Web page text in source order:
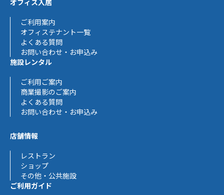
オフィス入居
ご利用案内
オフィステナント一覧
よくある質問
お問い合わせ・お申込み
施設レンタル
ご利用ご案内
商業撮影のご案内
よくある質問
お問い合わせ・お申込み
店舗情報
レストラン
ショップ
その他・公共施設
ご利用ガイド